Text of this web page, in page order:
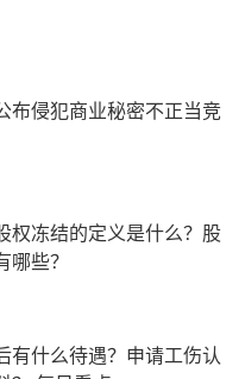
布侵犯商业秘密不正当竞
权冻结的定义是什么？股
哪些？
有什么待遇？申请工伤认